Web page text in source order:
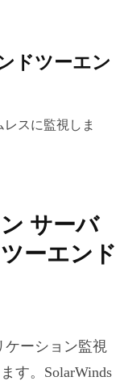
ドツーエン
スに監視しま
サーバ
ーエンド
ーション監視
す。SolarWinds